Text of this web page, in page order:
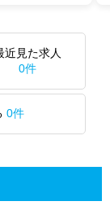
近見た求人
0件
0件